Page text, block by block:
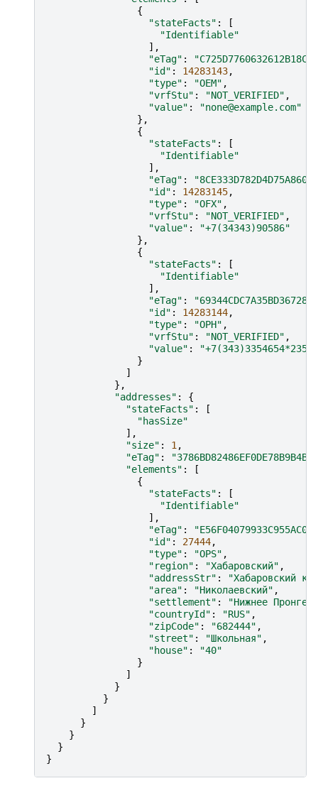
{
"stateFacts" :
[
"Identifiable"
],
"eTag" :
"id" : 14283143,
"type" : "OEM" ,
"vrfStu" : "NOT_VERIFIED" ,
"value" :
"none@example.com"
},
{
"stateFacts" :
[
"Identifiable"
],
"eTag" :
"id" : 14283145,
"type" : "OFX" ,
"vrfStu" : "NOT_VERIFIED" ,
"value" :
"+7(34343)90586"
},
{
"stateFacts" :
[
"Identifiable"
],
"eTag" :
"id" : 14283144,
"type" : "OPH" ,
"vrfStu" : "NOT_VERIFIED" ,
"value" :
}
]
},
"addresses" :
{
"stateFacts" :
[
"hasSize"
],
"size" : 1 ,
"eTag" :
"elements" :
[
{
"stateFacts" :
[
"Identifiable"
],
"eTag" :
"id" : 27444,
"type" : "OPS" ,
"region" : "Хабаровский" ,
"addressStr" :
"Хабаровский
"area" : "Николаевский" ,
"settlement" : "Нижнее Пронге"
"countryId" : "RUS" ,
"zipCode" : "682444" ,
"street" : "Школьная" ,
"house" :
"40"
}
]
}
}
]
}
}
}
}